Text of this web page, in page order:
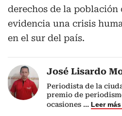
derechos de la
evidencia una crisis
en el sur del país.
José Lisardo
Periodista de la
premio de
ocasiones ... Leer más